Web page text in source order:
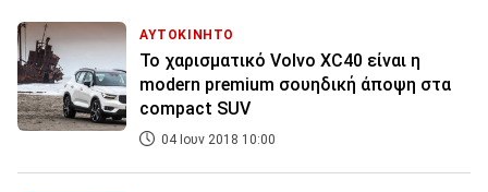
ΑΥΤΟΚΙΝΗΤΟ
To χαρισματικό Volvo XC40 είναι η
modern premium σουηδική άποψη στα
compact SUV
04 Ιουν 2018 10:00